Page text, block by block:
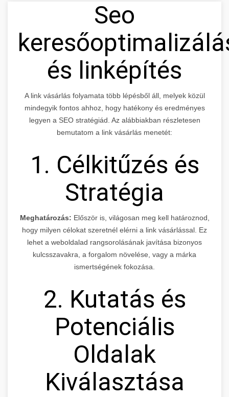
Seo
és linképítés
A link vásárlás folyamata több lépésből áll, melyek közül
mindegyik fontos ahhoz, hogy hatékony és eredményes
legyen a SEO stratégiád. Az alábbiakban részletesen
bemutatom a link vásárlás menetét:
1. Célkitűzés és
Stratégia
Meghatározás: Először is, világosan meg kell határoznod,
hogy milyen célokat szeretnél elérni a link vásárlással. Ez
lehet a weboldalad rangsorolásának javítása bizonyos
kulcsszavakra, a forgalom növelése, vagy a márka
ismertségének fokozása.
2. Kutatás és
Potenciális
Oldalak
Kiválasztása